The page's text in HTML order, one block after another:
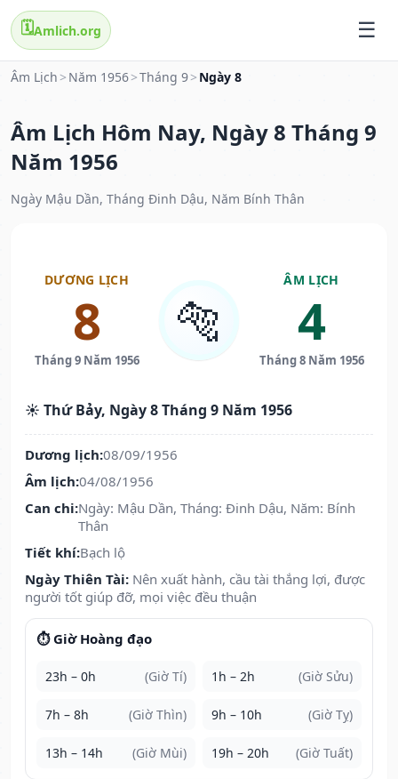
🗓️Amlich.org
Âm Lịch > Năm 1956>Tháng 9> Ngày 8
Âm Lịch Hôm Nay, Ngày 8 Tháng 9
Năm 1956
Ngày Mậu Dần, Tháng Đinh Dậu, Năm Bính Thân
DƯƠNG LỊCH
8
Tháng 9 Năm 1956
🐅
ÂM LỊCH
4
Tháng 8 Năm 1956
☀️ Thứ Bảy, Ngày 8 Tháng 9 Năm 1956
Dương lịch:08/09/1956
Âm lịch:04/08/1956
Can chi:Ngày: Mậu Dần, Tháng: Đinh Dậu, Năm: Bính
Thân
Tiết khí:Bạch lộ
Ngày Thiên Tài: Nên xuất hành, cầu tài thắng lợi, được
người tốt giúp đỡ, mọi việc đều thuận
⏱️ Giờ Hoàng đạo
23h – 0h (Giờ Tí) 1h – 2h (Giờ Sửu)
7h – 8h (Giờ Thìn) 9h – 10h (Giờ Tỵ)
13h – 14h (Giờ Mùi) 19h – 20h (Giờ Tuất)